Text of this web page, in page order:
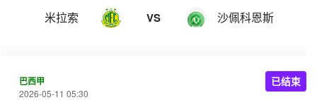
米拉索 VS 沙佩科恩斯
巴西甲
2026-05-11 05:30
已结束